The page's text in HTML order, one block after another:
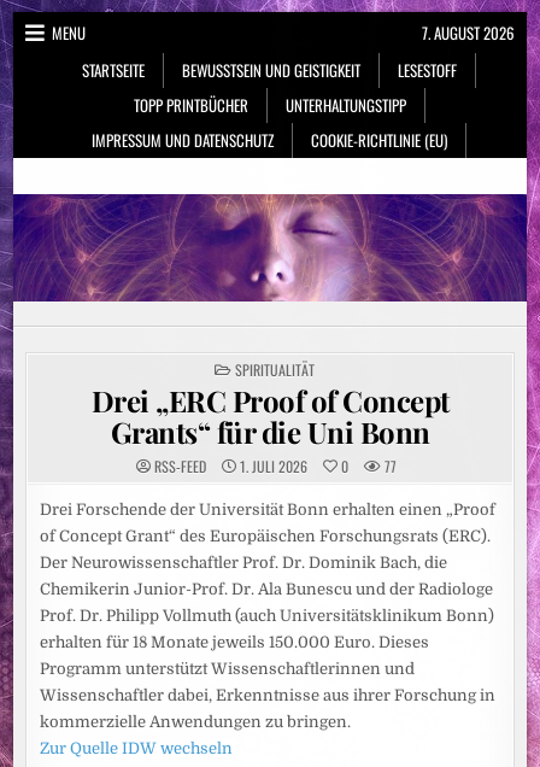
Skip
to
content
MENU
STARTSEITE
BEWUSSTSEIN UND GEISTIGKEIT
LESESTOFF
TOPP PRINTBÜCHER
UNTERHALTUNGSTIPP
IMPRESSUM UND DATENSCHUTZ
COOKIE-RICHTLINIE (EU)
7. AUGUST 2026
NeueSpiritualität.de
POSTED
IN
SPIRITUALITÄT
Drei „ERC Proof of Concept
Grants“ für die Uni Bonn
RSS-FEED 1. JULI 2026 0 77
Drei Forschende der Universität Bonn erhalten einen „Proof
of Concept Grant“ des Europäischen Forschungsrats (ERC).
Der Neurowissenschaftler Prof. Dr. Dominik Bach, die
Chemikerin Junior-Prof. Dr. Ala Bunescu und der Radiologe
Prof. Dr. Philipp Vollmuth (auch Universitätsklinikum Bonn)
erhalten für 18 Monate jeweils 150.000 Euro. Dieses
Programm unterstützt Wissenschaftlerinnen und
Wissenschaftler dabei, Erkenntnisse aus ihrer Forschung in
kommerzielle Anwendungen zu bringen.
Zur Quelle IDW wechseln